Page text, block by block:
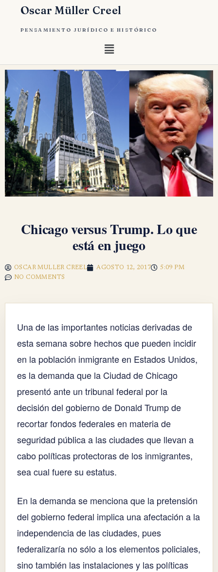
Oscar Müller Creel
PENSAMIENTO JURÍDICO E HISTÓRICO
Chicago versus Trump. Lo que
está en juego
OSCAR MULLER CREEL AGOSTO 12, 2017
5:09 PM
NO COMMENTS
Una de las importantes noticias derivadas de
esta semana sobre hechos que pueden incidir
en la población inmigrante en Estados Unidos,
es la demanda que la Ciudad de Chicago
presentó ante un tribunal federal por la
decisión del gobierno de Donald Trump de
recortar fondos federales en materia de
seguridad pública a las ciudades que llevan a
cabo políticas protectoras de los inmigrantes,
sea cual fuere su estatus.
En la demanda se menciona que la pretensión
del gobierno federal implica una afectación a la
independencia de las ciudades, pues
federalizaría no sólo a los elementos policiales,
sino también las instalaciones y las políticas